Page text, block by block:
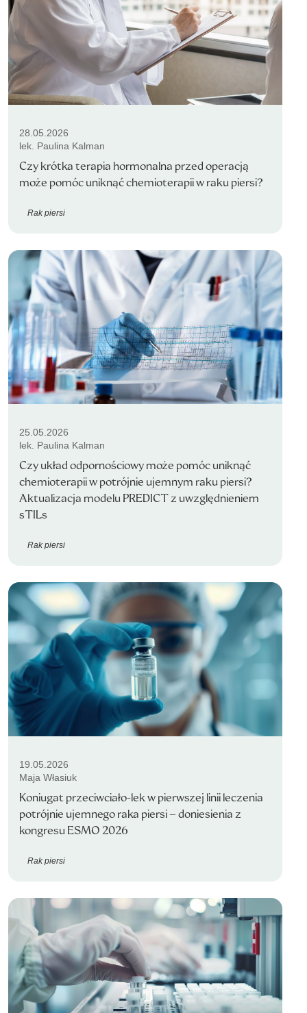
28.05.2026
lek. Paulina Kalman
Czy krótka terapia hormonalna przed operacją
może pomóc uniknąć chemioterapii w raku piersi?
Rak piersi
25.05.2026
lek. Paulina Kalman
Czy układ odpornościowy może pomóc uniknąć
chemioterapii w potrójnie ujemnym raku piersi?
Aktualizacja modelu PREDICT z uwzględnieniem
sTILs
Rak piersi
19.05.2026
Maja Własiuk
Koniugat przeciwciało-lek w pierwszej linii leczenia
potrójnie ujemnego raka piersi – doniesienia z
kongresu ESMO 2026
Rak piersi